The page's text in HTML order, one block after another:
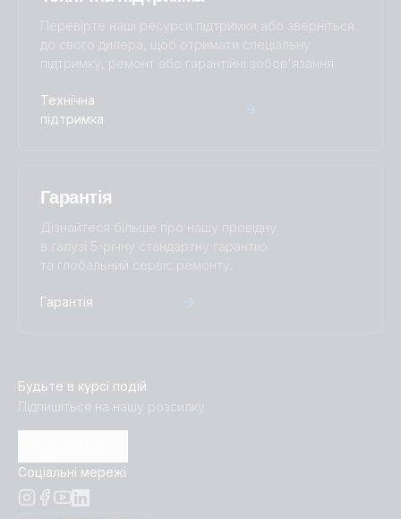
Перевірте наші ресурси підтримки або зверніться
до свого дилера, щоб отримати спеціальну
підтримку, ремонт або гарантійні зобов'язання.
Технічна
підтримка
Гарантія
Дізнайтеся більше про нашу провідну
в галузі 5-річну стандартну гарантію
та глобальний сервіс ремонту.
Гарантія
Будьте в курсі подій
Підпишіться на нашу розсилку
Соціальні мережі